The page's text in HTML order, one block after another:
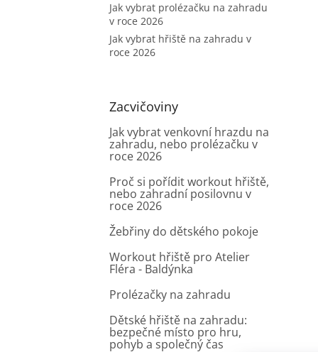
Jak vybrat prolézačku na zahradu
v roce 2026
Jak vybrat hřiště na zahradu v
roce 2026
Zacvičoviny
Jak vybrat venkovní hrazdu na
zahradu, nebo prolézačku v
roce 2026
Proč si pořídit workout hřiště,
nebo zahradní posilovnu v
roce 2026
Žebřiny do dětského pokoje
Workout hřiště pro Atelier
Fléra - Baldýnka
Prolézačky na zahradu
Dětské hřiště na zahradu:
bezpečné místo pro hru,
pohyb a společný čas